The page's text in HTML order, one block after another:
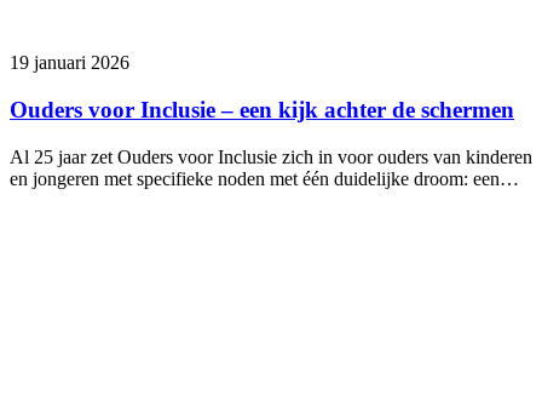
19 januari 2026
Ouders voor Inclusie – een kijk achter de schermen
Al 25 jaar zet Ouders voor Inclusie zich in voor ouders van kinderen
en jongeren met specifieke noden met één duidelijke droom: een…